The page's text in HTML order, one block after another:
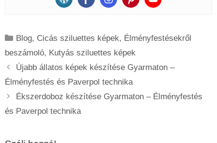
Kategória
Blog, Cicás sziluettes képek, Élményfestésekről
beszámoló, Kutyás sziluettes képek
Újabb állatos képek készítése Gyarmaton –
Élményfestés és Paverpol technika
Ékszerdoboz készítése Gyarmaton – Élményfestés
és Paverpol technika